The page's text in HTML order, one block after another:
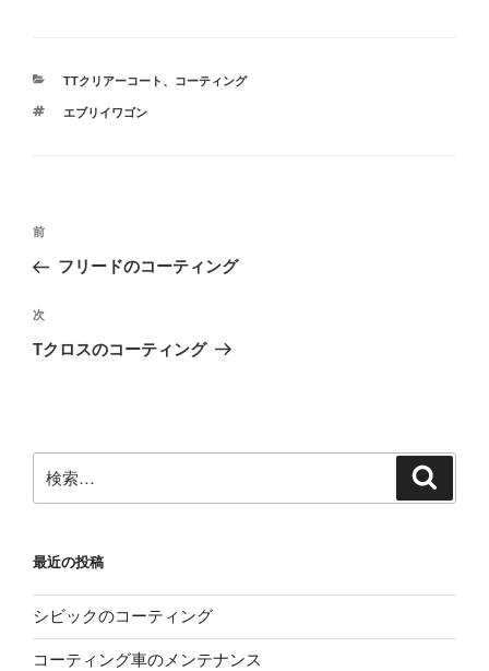
カ
ゴ
TTクリアーコート 、 コーティング
タ
エブリイワゴン
投
ナ
ビ
ゲ
ン
前
の
稿
前
フリードのコーティング
次
の
次
Tクロスのコーティング
索:
最近の投稿
シビックのコーティング
コーティング車のメンテナンス